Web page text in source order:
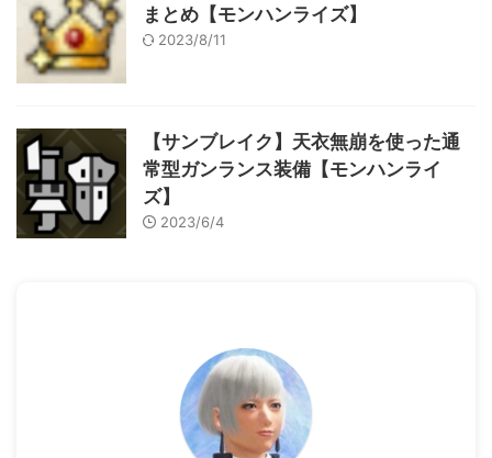
まとめ【モンハンライズ】
2023/8/11
【サンブレイク】天衣無崩を使った通
常型ガンランス装備【モンハンライ
ズ】
2023/6/4